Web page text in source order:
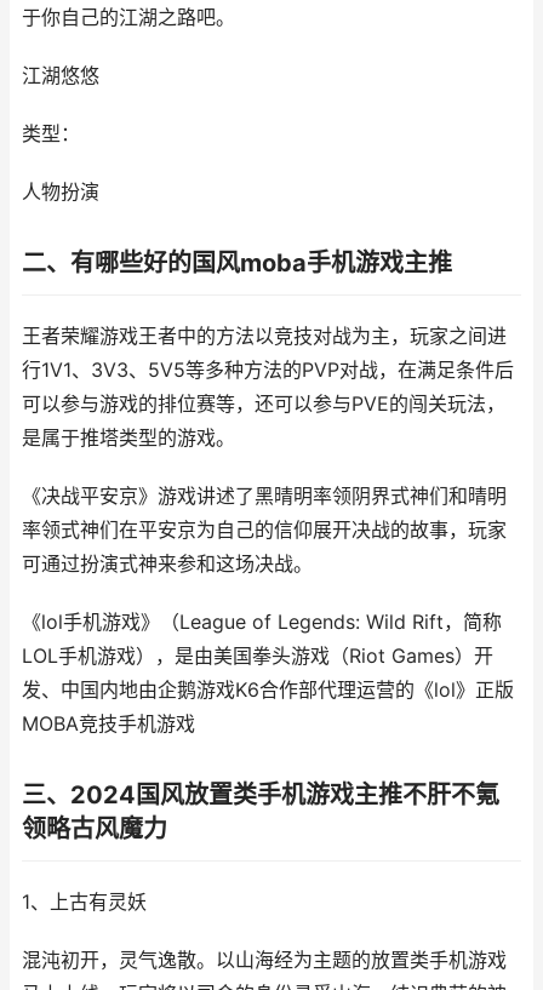
于你自己的江湖之路吧。
江湖悠悠
类型：
人物扮演
二、有哪些好的国风moba手机游戏主推
王者荣耀游戏王者中的方法以竞技对战为主，玩家之间进
行1V1、3V3、5V5等多种方法的PVP对战，在满足条件后
可以参与游戏的排位赛等，还可以参与PVE的闯关玩法，
是属于推塔类型的游戏。
《决战平安京》游戏讲述了黑晴明率领阴界式神们和晴明
率领式神们在平安京为自己的信仰展开决战的故事，玩家
可通过扮演式神来参和这场决战。
《lol手机游戏》（League of Legends: Wild Rift，简称
LOL手机游戏），是由美国拳头游戏（Riot Games）开
发、中国内地由企鹅游戏K6合作部代理运营的《lol》正版
MOBA竞技手机游戏
三、2024国风放置类手机游戏主推不肝不氪
领略古风魔力
1、上古有灵妖
混沌初开，灵气逸散。以山海经为主题的放置类手机游戏